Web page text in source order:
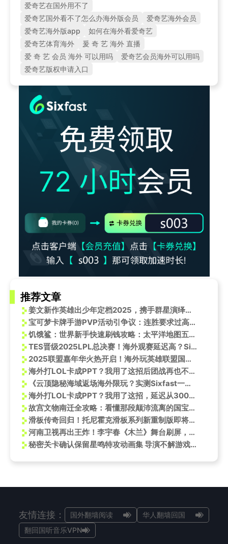
爱奇艺在国外用不了
爱奇艺国外看不了怎么办海外版会员
爱奇艺海外会员
爱奇艺海外版app
如何在海外看爱奇艺
爱奇艺体育海外
爰 奇 艺 海外 直播
爱 奇 艺 会员 海外 可以用吗
爱奇艺会员海外可以用吗
爱奇艺版权申请入口
推荐文章
姜文新作英雄出少年定档2025，携手群星演绎少年逐梦传奇
宝可梦卡牌手游PVP活动引争议：连胜要求过高被指浪费时间
饥饿鲨：世界新手快速刷钱攻略：太平洋地图五大宝藏位置揭秘
TES晋级2025LPL总决赛！海外观赛延迟高？Sixfast一键解锁LPL直播
2025联盟嘉年华火热开启！海外玩英雄联盟国服延迟高怎么办？
海外打LOL卡成PPT？我用了这招后团战再也不掉线了
《云顶隐秘海域返场海外限玩？实测Sixfast一键解锁国服！》
海外打LOL卡成PPT？我用了这招，延迟从300ms降到30ms
故宫文物南迁全攻略：看懂那段颠沛流离的国宝守护史
滑板传奇回归！托尼霍克滑板系列新重制版即将推出
河南卫视再出王炸！李宇春《木兰》舞台刷屏，这才是国风该有的样子
秘密关卡确认保留星鸣特攻动画集 导演不解游戏失败原因
友情连接： 国外翻墙阅读
华人翻墙回国
翻回国听音乐VPN